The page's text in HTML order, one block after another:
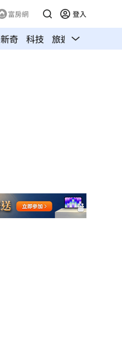
富房網 登入
新奇 科技 旅遊 汽車